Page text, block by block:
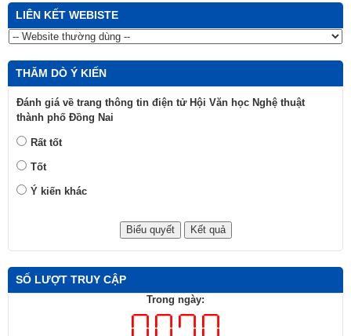
LIÊN KẾT WEBISTE
THĂM DÒ Ý KIẾN
Đánh giá về trang thông tin điện tử Hội Văn học Nghệ thuật
thành phố Đồng Nai
Rất tốt
Tốt
Ý kiến khác
SỐ LƯỢT TRUY CẬP
Trong ngày: